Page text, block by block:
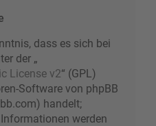
dass es sich bei
der „
License v2“ (GPL)
Software von phpBB
handelt;
werden